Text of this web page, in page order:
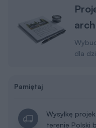
dla
Pamiętaj
Wysyłkę
terenie Polski